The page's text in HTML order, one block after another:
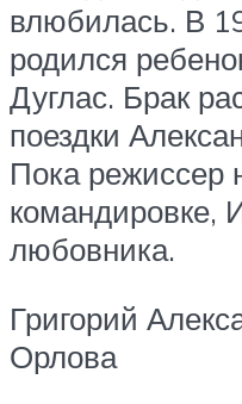
влюбилась. В
родился
Дуглас. Брак
поездки
Пока режиссер
командировке,
любовника.
Григорий
Орлова